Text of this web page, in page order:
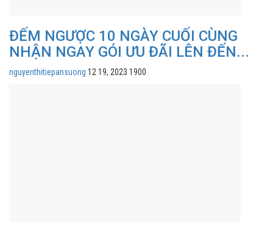
ĐẾM NGƯỢC 10 NGÀY CUỐI CÙNG
NHẬN NGAY GÓI ƯU ĐÃI LÊN ĐẾN...
nguyenthitiepansuong 12 19, 2023 1900